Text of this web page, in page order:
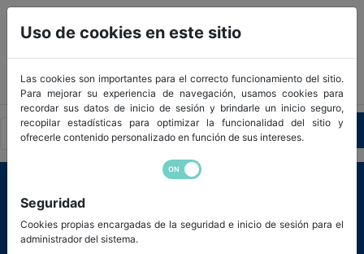
950 445 023 - 686 455 543
AVISO LEGAL
Uso de cookies en este sitio
Las cookies son importantes para el correcto funcionamiento del sitio.
Para mejorar su experiencia de navegación, usamos cookies para
recordar sus datos de inicio de sesión y brindarle un inicio seguro,
recopilar estadísticas para optimizar la funcionalidad del sitio y
ofrecerle contenido personalizado en función de sus intereses.
Seguridad
Cookies propias encargadas de la seguridad e inicio de sesión para el
administrador del sistema.